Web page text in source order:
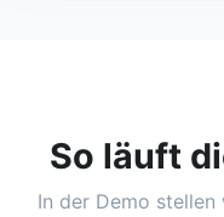
So läuft
In der Demo